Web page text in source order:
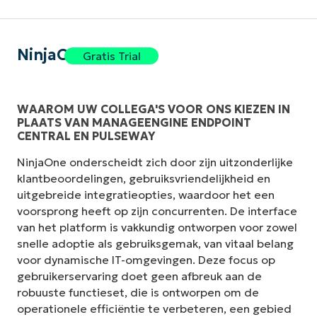
NinjaOneGratis Trial
WAAROM UW COLLEGA'S VOOR ONS KIEZEN IN
PLAATS VAN MANAGEENGINE ENDPOINT
CENTRAL EN PULSEWAY
NinjaOne onderscheidt zich door zijn uitzonderlijke
klantbeoordelingen, gebruiksvriendelijkheid en
uitgebreide integratieopties, waardoor het een
voorsprong heeft op zijn concurrenten. De interface
van het platform is vakkundig ontworpen voor zowel
snelle adoptie als gebruiksgemak, van vitaal belang
voor dynamische IT-omgevingen. Deze focus op
gebruikerservaring doet geen afbreuk aan de
robuuste functieset, die is ontworpen om de
operationele efficiëntie te verbeteren, een gebied